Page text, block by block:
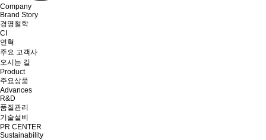
Company
Brand Story
경영철학
CI
연혁
주요 고객사
오시는 길
Product
주요상품
Advances
R&D
품질관리
기술설비
PR CENTER
Sustainability